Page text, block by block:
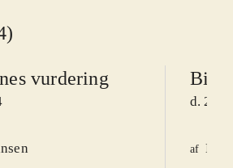
vurdering
d. 24.
af